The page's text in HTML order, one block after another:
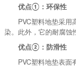
优点①：环保性
PVC塑料地垫采用
染。此外，它的耐腐蚀
优点②：防滑性
PVC塑料地垫表面